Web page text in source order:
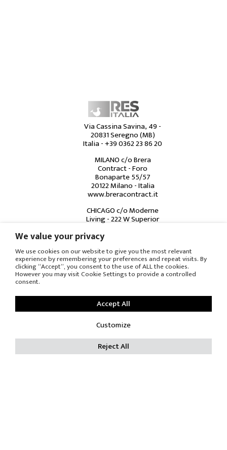
Via Cassina Savina, 49 -
20831 Seregno (MB)
Italia -+39 0362 23 86 20
MILANO c/o Brera
Contract - Foro
Bonaparte 55/57
20122 Milano - Italia
www.breracontract.it
CHICAGO c/o Moderne
Living - 222 W Superior
60654 Chicago IL - USA
www.moderneliving.com
SOCIAL
Iscriviti alle newsletter
We value your privacy
We use cookies on our website to give you the most relevant
experience by remembering your preferences and repeat visits. By
clicking “Accept”, you consent to the use of ALL the cookies.
However you may visit Cookie Settings to provide a controlled
consent.
Customize
Reject All
Accept All